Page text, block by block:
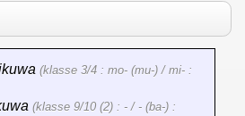
(klasse 3/4 : mo- (mu-) / mi- :
(klasse 9/10 (2) : - / - (ba-) :